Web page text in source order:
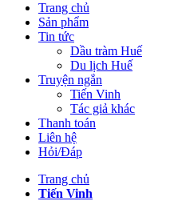
Trang chủ
Sản phẩm
Tin tức
Dầu tràm Huế
Du lịch Huế
Truyện ngắn
Tiến Vinh
Tác giả khác
Thanh toán
Liên hệ
Hỏi/Đáp
Trang chủ
Tiến Vinh